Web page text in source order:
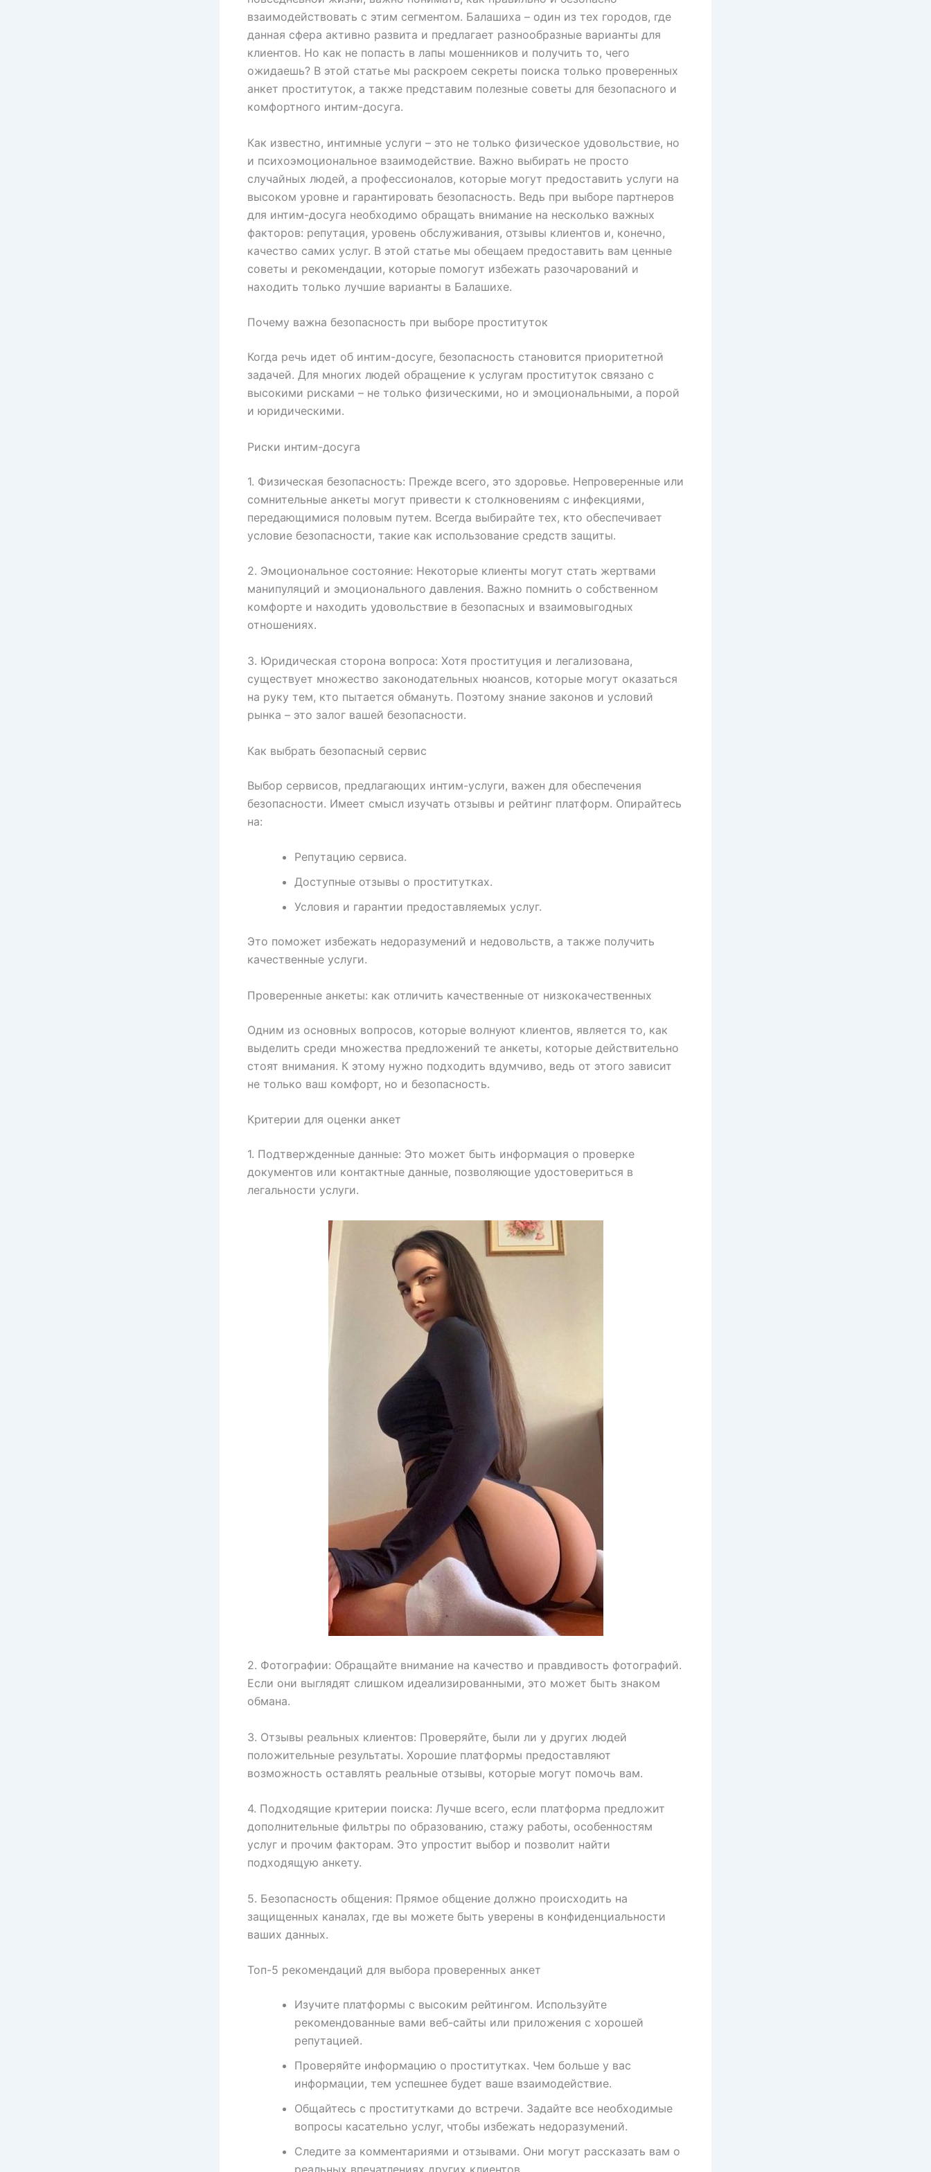
взаимодействовать с этим сегментом. Балашиха – один из тех городов, где
данная сфера активно развита и предлагает разнообразные варианты для
клиентов. Но как не попасть в лапы мошенников и получить то, чего
ожидаешь? В этой статье мы раскроем секреты поиска только проверенных
анкет проституток, а также представим полезные советы для безопасного и
комфортного интим-досуга.
Как известно, интимные услуги – это не только физическое удовольствие, но
и психоэмоциональное взаимодействие. Важно выбирать не просто
случайных людей, а профессионалов, которые могут предоставить услуги на
высоком уровне и гарантировать безопасность. Ведь при выборе партнеров
для интим-досуга необходимо обращать внимание на несколько важных
факторов: репутация, уровень обслуживания, отзывы клиентов и, конечно,
качество самих услуг. В этой статье мы обещаем предоставить вам ценные
советы и рекомендации, которые помогут избежать разочарований и
находить только лучшие варианты в Балашихе.
Почему важна безопасность при выборе проституток
Когда речь идет об интим-досуге, безопасность становится приоритетной
задачей. Для многих людей обращение к услугам проституток связано с
высокими рисками – не только физическими, но и эмоциональными, а порой
и юридическими.
Риски интим-досуга
1. Физическая безопасность: Прежде всего, это здоровье. Непроверенные или
сомнительные анкеты могут привести к столкновениям с инфекциями,
передающимися половым путем. Всегда выбирайте тех, кто обеспечивает
условие безопасности, такие как использование средств защиты.
2. Эмоциональное состояние: Некоторые клиенты могут стать жертвами
манипуляций и эмоционального давления. Важно помнить о собственном
комфорте и находить удовольствие в безопасных и взаимовыгодных
отношениях.
3. Юридическая сторона вопроса: Хотя проституция и легализована,
существует множество законодательных нюансов, которые могут оказаться
на руку тем, кто пытается обмануть. Поэтому знание законов и условий
рынка – это залог вашей безопасности.
Как выбрать безопасный сервис
Выбор сервисов, предлагающих интим-услуги, важен для обеспечения
безопасности. Имеет смысл изучать отзывы и рейтинг платформ. Опирайтесь
на:
Репутацию сервиса.
Доступные отзывы о проститутках.
Условия и гарантии предоставляемых услуг.
Это поможет избежать недоразумений и недовольств, а также получить
качественные услуги.
Проверенные анкеты: как отличить качественные от низкокачественных
Одним из основных вопросов, которые волнуют клиентов, является то, как
выделить среди множества предложений те анкеты, которые действительно
стоят внимания. К этому нужно подходить вдумчиво, ведь от этого зависит
не только ваш комфорт, но и безопасность.
Критерии для оценки анкет
1. Подтвержденные данные: Это может быть информация о проверке
документов или контактные данные, позволяющие удостовериться в
легальности услуги.
2. Фотографии: Обращайте внимание на качество и правдивость фотографий.
Если они выглядят слишком идеализированными, это может быть знаком
обмана.
3. Отзывы реальных клиентов: Проверяйте, были ли у других людей
положительные результаты. Хорошие платформы предоставляют
возможность оставлять реальные отзывы, которые могут помочь вам.
4. Подходящие критерии поиска: Лучше всего, если платформа предложит
дополнительные фильтры по образованию, стажу работы, особенностям
услуг и прочим факторам. Это упростит выбор и позволит найти
подходящую анкету.
5. Безопасность общения: Прямое общение должно происходить на
защищенных каналах, где вы можете быть уверены в конфиденциальности
ваших данных.
Топ-5 рекомендаций для выбора проверенных анкет
Изучите платформы с высоким рейтингом. Используйте
рекомендованные вами веб-сайты или приложения с хорошей
репутацией.
Проверяйте информацию о проститутках. Чем больше у вас
информации, тем успешнее будет ваше взаимодействие.
Общайтесь с проститутками до встречи. Задайте все необходимые
вопросы касательно услуг, чтобы избежать недоразумений.
Следите за комментариями и отзывами. Они могут рассказать вам о